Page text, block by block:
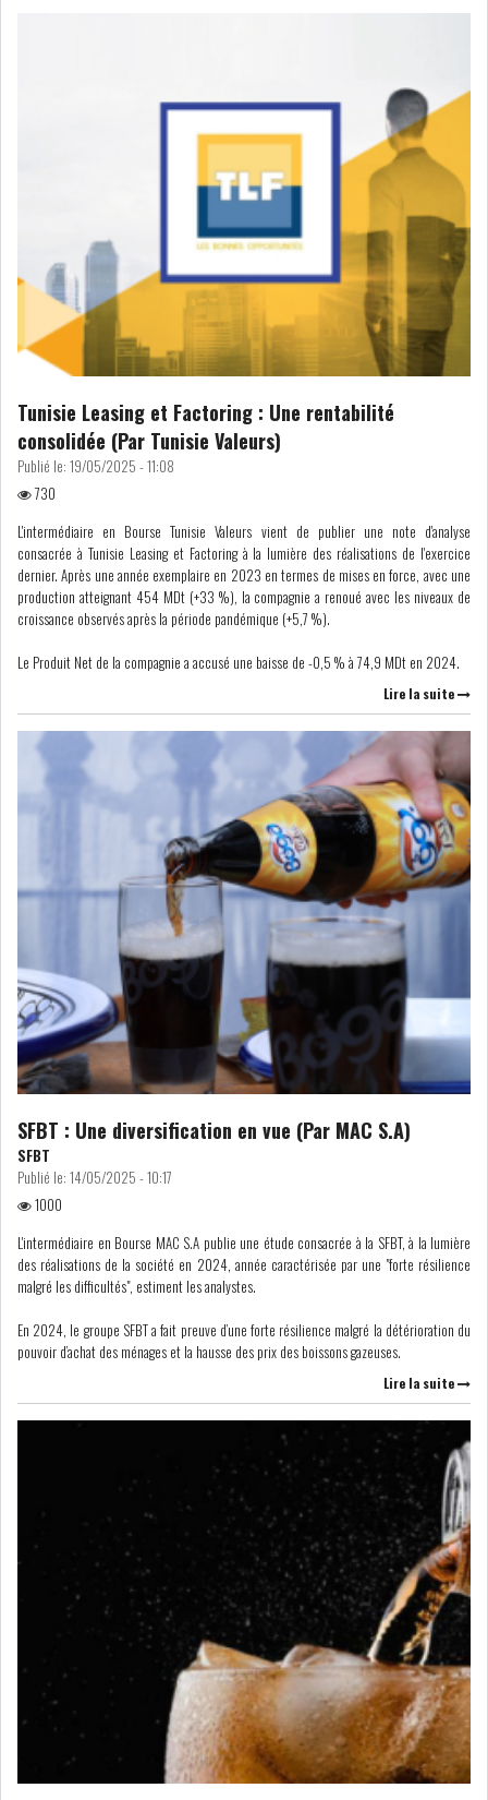
ENGAGEMENT AUPRÈS DES...
FONDS AU SER...
OFFICEPLAST : YASSINE ABID
ANIMERA UNE C...
ENNAKL LÈVE 60 MD SUR LE
MARCHÉ OBLIGATA...
FINANCE
FISCALITE
ENTRÉE EN VIGUEUR DE LA
TAXE SUR LE PATR...
FISCALITÉ : LONGUE LISTE
DES ACTIVITÉS Q...
BOURSE DE TUNIS : UN OUTIL
DE FINANCEMEN...
LE CALENDRIER FISCAL ET
SOCIAL 2021: LES...
ECONOMIE
ACTUALITÉS
PRIVATISATION NOMINATION
ACTUALITÉS DES
DEVISES
MATIÈRES PREMIÈRES RATING
MÉDIAS EDUCATION
TOURISME
DONNÉES
MACROÉCONOMIQUES
Tunisie Leasing et Factoring : Une rentabilité
consolidée (Par Tunisie Valeurs)
Publié le: 19/05/2025 - 11:08
730
L'intermédiaire en Bourse Tunisie Valeurs vient de publier une note d'analyse
consacrée à Tunisie Leasing et Factoring à la lumière des réalisations de l'exercice
dernier. Après une année exemplaire en 2023 en termes de mises en force, avec une
production atteignant 454 MDt (+33 %), la compagnie a renoué avec les niveaux de
croissance observés après la période pandémique (+5,7 %).
Le Produit Net de la compagnie a accusé une baisse de -0,5 % à 74,9 MDt en 2024.
Lire la suite
SFBT : Une diversification en vue (Par MAC S.A)
SFBT
Publié le: 14/05/2025 - 10:17
1000
L'intermédiaire en Bourse MAC S.A publie une étude consacrée à la SFBT, à la lumière
des réalisations de la société en 2024, année caractérisée par une "forte résilience
malgré les difficultés", estiment les analystes.
En 2024, le groupe SFBT a fait preuve d’une forte résilience malgré la détérioration du
pouvoir d’achat des ménages et la hausse des prix des boissons gazeuses.
Lire la suite